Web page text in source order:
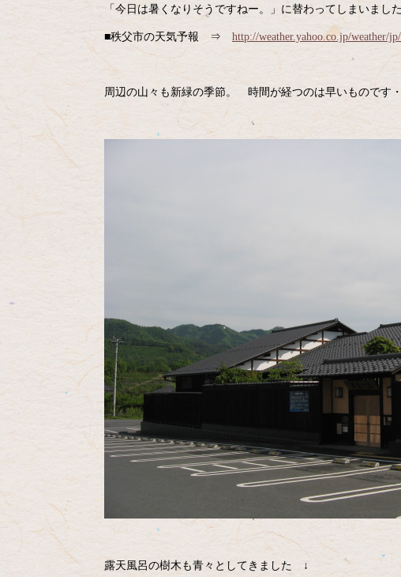
「今日は暑くなりそうですねー。」に替わってしまいました
■秩父市の天気予報 ⇒ http://weather.yahoo.co.jp/weather/
周辺の山々も新緑の季節。 時間が経つのは早いものです・
露天風呂の樹木も青々としてきました ↓